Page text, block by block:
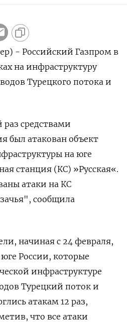
- Российский Газпром в
‌на инфраструктуру
Турецкого потока и
​средствами
был атакован ⁠объект
на ‌юге
станция (КС) »Русская«.
атаки на ​КС
‌сообщила
​начиная с 24 февраля,
России, которые
инфраструктуре
​Турецкий ‌поток и
атакам ​12 раз,
что все атаки